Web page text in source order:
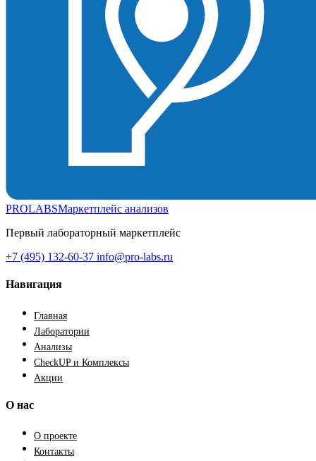
PROLABSМаркетплейс анализов
Первый лабораторный маркетплейс
+7 (495) 132-60-37 info@pro-labs.ru
Навигация
Главная
Лаборатории
Анализы
CheckUP и Комплексы
Акции
О нас
О проекте
Контакты